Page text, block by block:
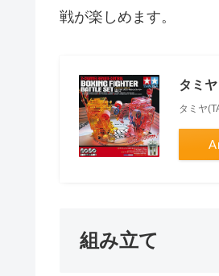
戦が楽しめます。
タミ
タミヤ
組み立て